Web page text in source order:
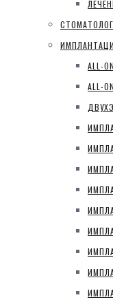
ALL-
ALL-